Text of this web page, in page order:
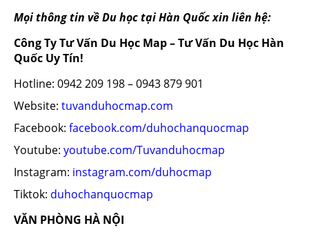
Mọi thông tin về Du học tại Hàn Quốc xin liên hệ:
Công Ty Tư Vấn Du Học Map – Tư Vấn Du Học Hàn
Quốc Uy Tín!
Hotline: 0942 209 198 – 0943 879 901
Website: tuvanduhocmap.com
Facebook: facebook.com/duhochanquocmap
Youtube: youtube.com/Tuvanduhocmap
Instagram: instagram.com/duhocmap
Tiktok: duhochanquocmap
VĂN PHÒNG HÀ NỘI